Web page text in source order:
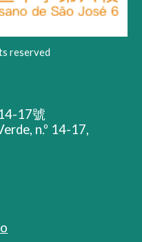
reserved
17號
n.º 14-17,